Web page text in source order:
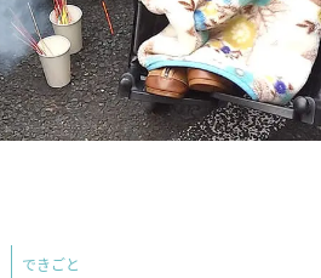
できごと